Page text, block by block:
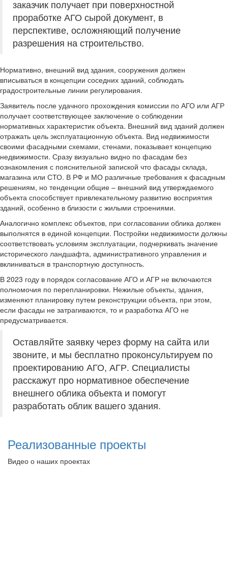
заказчик получает при поверхностной
проработке АГО сырой документ, в
перспективе, осложняющий получение
разрешения на строительство.
Нормативно, внешний вид здания, сооружения должен
вписываться в концепции соседних зданий, соблюдать
градостроительные линии регулирования.
Заявитель после удачного прохождения комиссии по АГО или АГР
получает соответствующее заключение о соблюдении
нормативных характеристик объекта. Внешний вид зданий должен
отражать цель эксплуатационную объекта. Вид недвижимости
своими фасадными схемами, стенами, показывает концепцию
недвижимости. Сразу визуально видно по фасадам без
ознакомления с пояснительной запиской что фасады склада,
магазина или СТО. В РФ и МО различные требования к фасадным
решениям, но тенденции общие – внешний вид утверждаемого
объекта способствует привлекательному развитию восприятия
зданий, особенно в близости с жилыми строениями.
Аналогично комплекс объектов, при согласовании облика должен
выполнятся в единой концепции. Постройки недвижимости должны
соответствовать условиям эксплуатации, подчеркивать значение
исторического ландшафта, административного управления и
вклиниваться в транспортную доступность.
В 2023 году в порядок согласование АГО и АГР не включаются
полномочия по перепланировки. Нежилые объекты, здания,
изменяют планировку путем реконструкции объекта, при этом,
если фасады не затрагиваются, то и разработка АГО не
предусматривается.
Оставляйте заявку через форму на сайта или
звоните, и мы бесплатно проконсультируем по
проектированию АГО, АГР. Специалисты
расскажут про нормативное обеспечение
внешнего облика объекта и помогут
разработать облик вашего здания.
Реализованные проекты
Видео о наших проектах